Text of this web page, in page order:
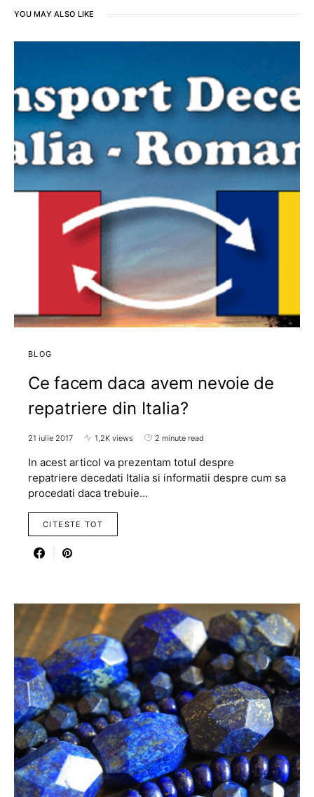
YOU MAY ALSO LIKE
BLOG
Ce facem daca avem nevoie de
repatriere din Italia?
21 iulie 2017 1,2K views 2 minute read
In acest articol va prezentam totul despre
repatriere decedati Italia si informatii despre cum sa
procedati daca trebuie…
CITESTE TOT